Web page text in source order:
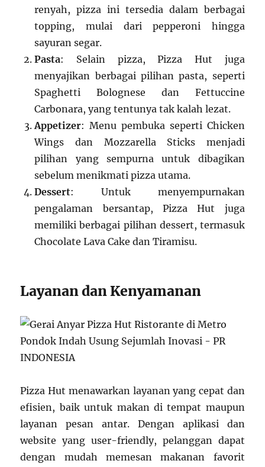
renyah, pizza ini tersedia dalam berbagai
topping, mulai dari pepperoni hingga
sayuran segar.
Pasta: Selain pizza, Pizza Hut juga
menyajikan berbagai pilihan pasta, seperti
Spaghetti Bolognese dan Fettuccine
Carbonara, yang tentunya tak kalah lezat.
Appetizer: Menu pembuka seperti Chicken
Wings dan Mozzarella Sticks menjadi
pilihan yang sempurna untuk dibagikan
sebelum menikmati pizza utama.
Dessert: Untuk menyempurnakan
pengalaman bersantap, Pizza Hut juga
memiliki berbagai pilihan dessert, termasuk
Chocolate Lava Cake dan Tiramisu.
Layanan dan Kenyamanan
Pizza Hut menawarkan layanan yang cepat dan
efisien, baik untuk makan di tempat maupun
layanan pesan antar. Dengan aplikasi dan
website yang user-friendly, pelanggan dapat
dengan mudah memesan makanan favorit